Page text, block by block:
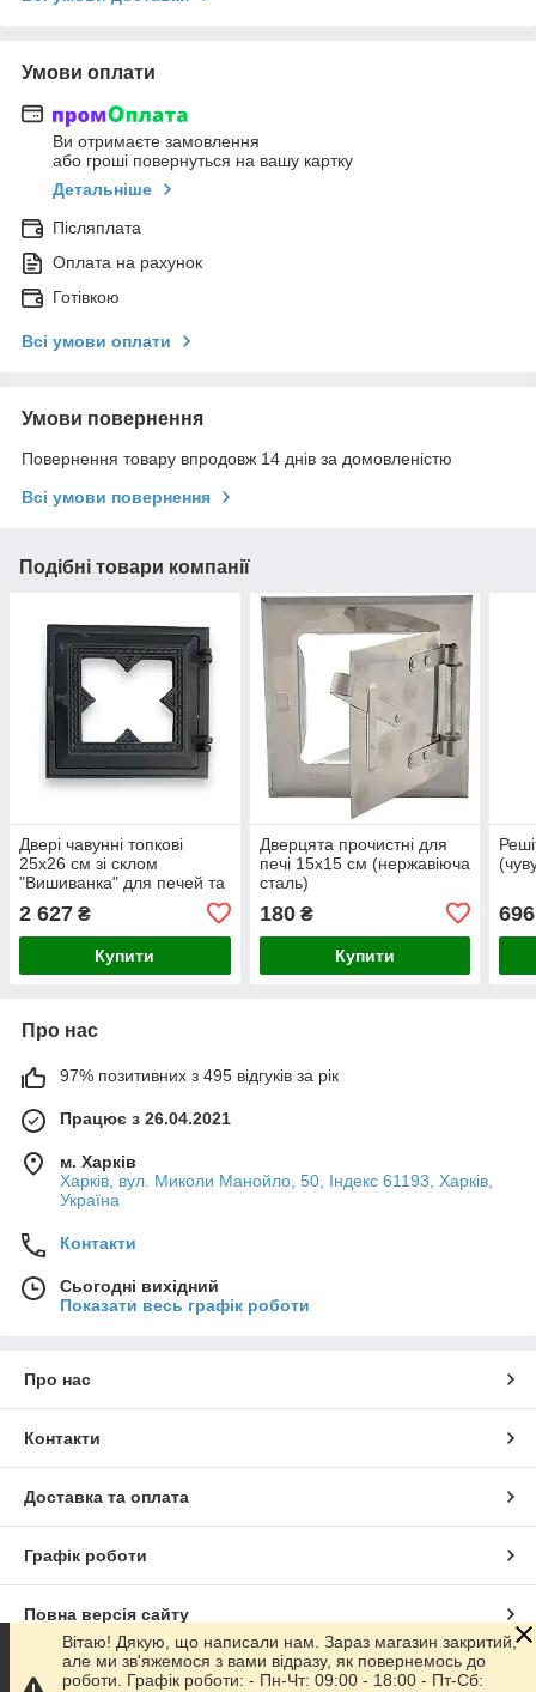
Умови оплати
Ви отримаєте замовлення
або гроші повернуться на вашу картку
Детальніше
Післяплата
Оплата на рахунок
Готівкою
Всі умови оплати
Умови повернення
Повернення товару впродовж 14 днів за домовленістю
Всі умови повернення
Подібні товари компанії
Двері чавунні топкові
25х26 см зі склом
"Вишиванка" для печей та
2 627 ₴
Купити
Дверцята прочистні для
печі 15х15 см (нержавіюча
сталь)
180₴
Купити
696
Про нас
97% позитивних з 495 відгуків за рік
Працює з 26.04.2021
м. Харків
Харків, вул. Миколи Манойло, 50, Індекс 61193, Харків,
Україна
Контакти
Сьогодні вихідний
Показати весь графік роботи
Про нас
Контакти
Доставка та оплата
Графік роботи
Повна версія сайту
Сайт створено на маркетплейсіProm.ua
Вітаю! Дякую, що написали нам. Зараз магазин закритий,
але ми зв'яжемося з вами відразу, як повернемось до
роботи. Графік роботи: - Пн-Чт: 09:00 - 18:00 - Пт-Сб: